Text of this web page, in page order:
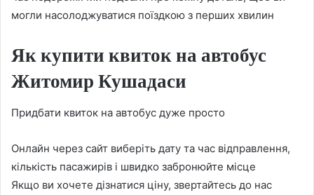
могли насолоджуватися поїздкою з перших хвилин
Як купити квиток на автобус
Житомир Кушадаси
Придбати квиток на автобус дуже просто
Онлайн через сайт виберіть дату та час відправлення,
кількість пасажирів і швидко забронюйте місце
Якщо ви хочете дізнатися ціну, звертайтесь до нас